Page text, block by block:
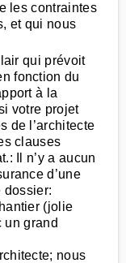
les contraintes
et qui nous
qui prévoit
fonction du
à la
votre projet
de l’architecte
clauses
Il n’y a aucun
d’une
dossier:
(jolie
un grand
nous